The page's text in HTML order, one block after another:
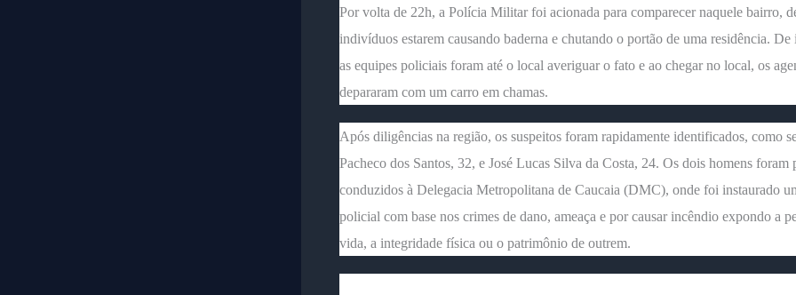
Por volta de 22h, a Polícia Militar foi acionada para comparecer naquele bairro,
indivíduos estarem causando baderna e chutando o portão de uma residência. De
as equipes policiais foram até o local averiguar o fato e ao chegar no local, os
depararam com um carro em chamas.
Após diligências na região, os suspeitos foram rapidamente identificados, como
Pacheco dos Santos, 32, e José Lucas Silva da Costa, 24. Os dois homens foram
conduzidos à Delegacia Metropolitana de Caucaia (DMC), onde foi instaurado
policial com base nos crimes de dano, ameaça e por causar incêndio expondo a
vida, a integridade física ou o patrimônio de outrem.